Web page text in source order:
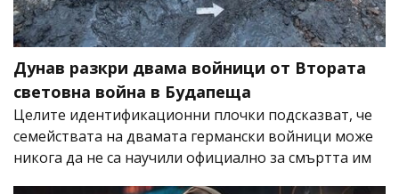
Дунав разкри двама войници от Втората
световна война в Будапеща
Целите идентификационни плочки подсказват, че
семействата на двамата германски войници може
никога да не са научили официално за смъртта им